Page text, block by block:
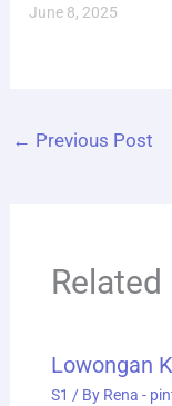
June 8, 2025
← Previous Post
Lowongan
S1 / By Rena -